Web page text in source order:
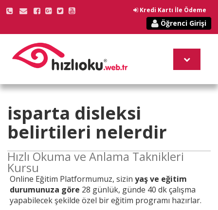
Kredi Kartı İle Ödeme
Öğrenci Girişi
isparta disleksi
belirtileri nelerdir
Hızlı Okuma ve Anlama Taknikleri
Kursu
Online Eğitim Platformumuz, sizin yaş ve eğitim
durumunuza göre 28 günlük, günde 40 dk çalışma
yapabilecek şekilde özel bir eğitim programı hazırlar.